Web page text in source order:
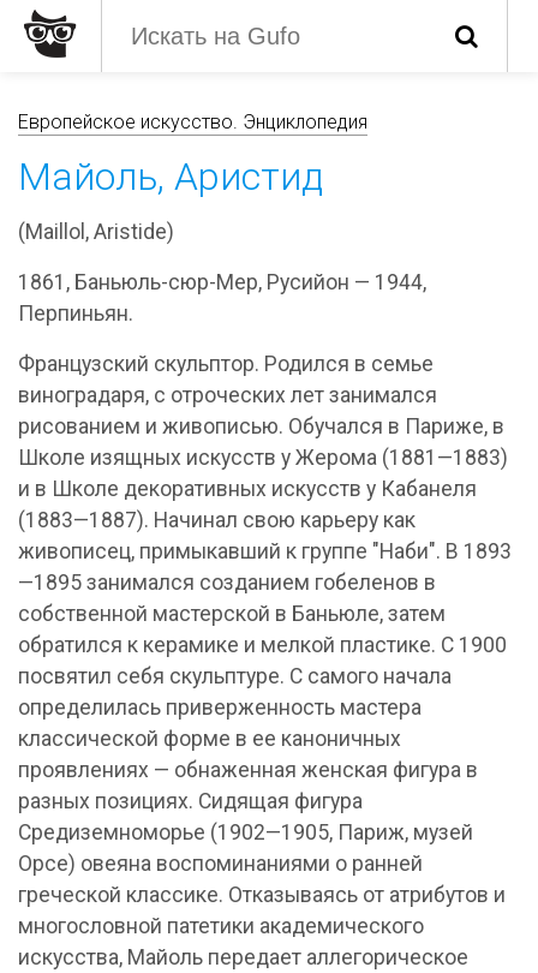
Европейское искусство. Энциклопедия
Майоль, Аристид
(Maillol, Aristide)
1861, Баньюль-сюр-Мер, Русийон — 1944,
Перпиньян.
Французский скульптор. Родился в семье
виноградаря, с отроческих лет занимался
рисованием и живописью. Обучался в Париже, в
Школе изящных искусств у Жерома (1881—1883)
и в Школе декоративных искусств у Кабанеля
(1883—1887). Начинал свою карьеру как
живописец, примыкавший к группе "Наби". В 1893
—1895 занимался созданием гобеленов в
собственной мастерской в Баньюле, затем
обратился к керамике и мелкой пластике. С 1900
посвятил себя скульптуре. С самого начала
определилась приверженность мастера
классической форме в ее каноничных
проявлениях — обнаженная женская фигура в
разных позициях. Сидящая фигура
Средиземноморье (1902—1905, Париж, музей
Орсе) овеяна воспоминаниями о ранней
греческой классике. Отказываясь от атрибутов и
многословной патетики академического
искусства, Майоль передает аллегорическое